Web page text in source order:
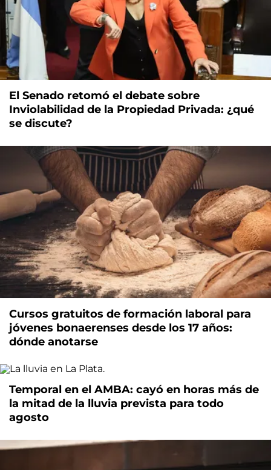
El Senado retomó el debate sobre
Inviolabilidad de la Propiedad Privada: ¿qué
se discute?
Cursos gratuitos de formación laboral para
jóvenes bonaerenses desde los 17 años:
dónde anotarse
Temporal en el AMBA: cayó en horas más de
la mitad de la lluvia prevista para todo
agosto